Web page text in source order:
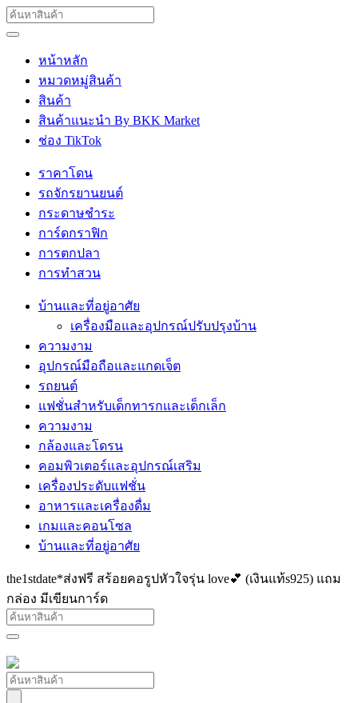
หน้าหลัก
หมวดหมู่สินค้า
สินค้า
สินค้าแนะนำ By BKK Market
ช่อง TikTok
ราคาโดน
รถจักรยานยนต์
กระดาษชำระ
การ์ดกราฟิก
การตกปลา
การทำสวน
บ้านและที่อยู่อาศัย
เครื่องมือและอุปกรณ์ปรับปรุงบ้าน
ความงาม
อุปกรณ์มือถือและแกดเจ็ต
รถยนต์
แฟชั่นสำหรับเด็กทารกและเด็กเล็ก
ความงาม
กล้องและโดรน
คอมพิวเตอร์และอุปกรณ์เสริม
เครื่องประดับแฟชั่น
อาหารและเครื่องดื่ม
เกมและคอนโซล
บ้านและที่อยู่อาศัย
the1stdate*ส่งฟรี สร้อยคอรูปหัวใจรุ่น love💕 (เงินแท้s925) แถม
กล่อง มีเขียนการ์ด